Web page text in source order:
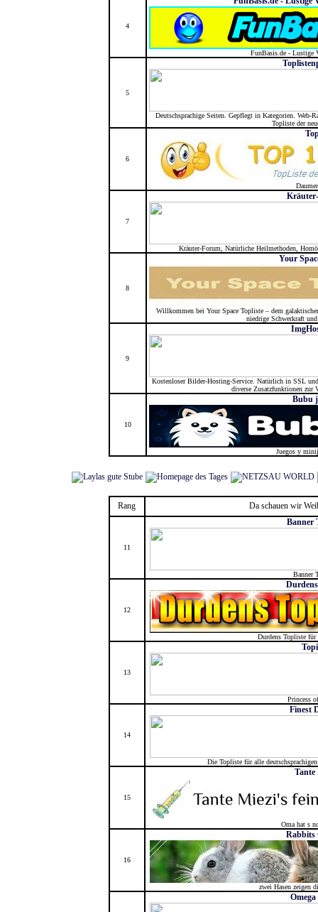
4
FunBasis.de - Lustige
5
Deutschsprachige Seiten. Gepflegt in Kategorien.
Topliste der
6
7
Kräuter-Forum, Natürliche Heilmethoden,
8
Your
Willkommen bei Your Space Topliste – dem
niedrige Schwerkraft
9
Kostenloser Bilder-Hosting-Service. Natürlich in SSL
diverse Zusatzfunktionen zur
10
Bubu
Juegos y
Rang Da schauen wir
11
Banner
Banner
12
Durdens Topliste für
13
Princess
14
Finest
Die Topliste für alle
15
Tante
Oma hat s
16
Rabbits
zwei Hasen zeigen